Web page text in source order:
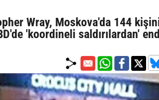
Wray, Moskova'da 144
'koordineli saldırılardan'